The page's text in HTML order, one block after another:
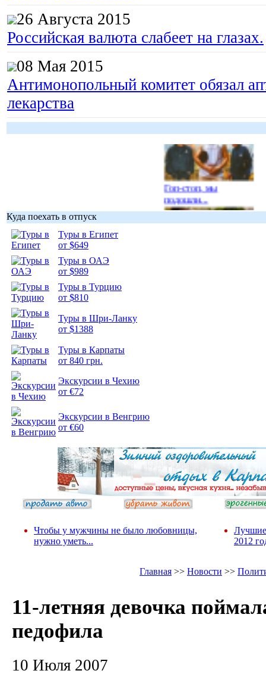
26 Августа 2015
Российская валюта слабеет на глазах.
08 Мая 2015
Антимонопольный комитет обязал
лекарства
Гоп-стоп, мы
подошли...
Куда поехать в отпуск
Туры в Египет
от $649
Туры в ОАЭ
от $989
Туры в Турцию
от $810
Туры в Шри-Ланку
от $1388
Туры в Карпаты
от 840 грн.
Экскурсии в Чехию
от €72
Экскурсии в Венгрию
от €60
Чтобы у мужчины не было любовницы,
нужно уметь...
Лучшие
2012
Главная >> Новости >>
11-летняя девочка
педофила
10 Июля 2007